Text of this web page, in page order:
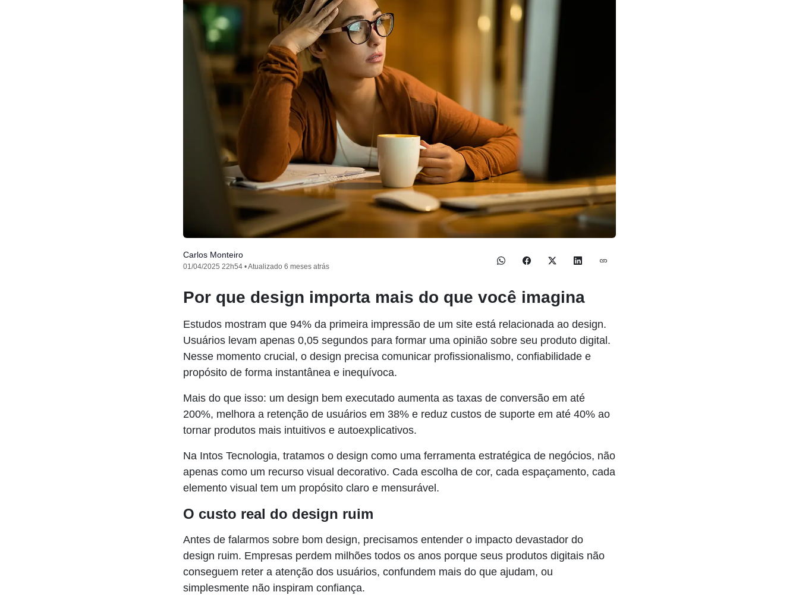
Carlos Monteiro
01/04/2025 22h54 • Atualizado 6 meses atrás
Por que design importa mais do que você imagina
Estudos mostram que 94% da primeira impressão de um site está relacionada ao design.
Usuários levam apenas 0,05 segundos para formar uma opinião sobre seu produto digital.
Nesse momento crucial, o design precisa comunicar profissionalismo, confiabilidade e
propósito de forma instantânea e inequívoca.
Mais do que isso: um design bem executado aumenta as taxas de conversão em até
200%, melhora a retenção de usuários em 38% e reduz custos de suporte em até 40% ao
tornar produtos mais intuitivos e autoexplicativos.
Na Intos Tecnologia, tratamos o design como uma ferramenta estratégica de negócios, não
apenas como um recurso visual decorativo. Cada escolha de cor, cada espaçamento, cada
elemento visual tem um propósito claro e mensurável.
O custo real do design ruim
Antes de falarmos sobre bom design, precisamos entender o impacto devastador do
design ruim. Empresas perdem milhões todos os anos porque seus produtos digitais não
conseguem reter a atenção dos usuários, confundem mais do que ajudam, ou
simplesmente não inspiram confiança.